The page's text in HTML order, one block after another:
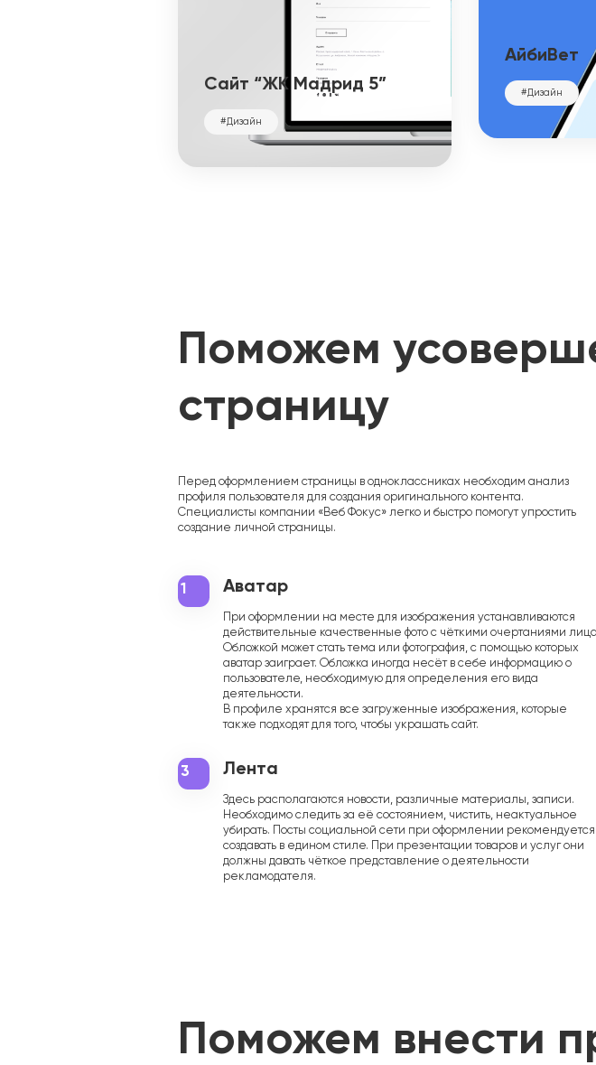
Сайт “ЖК Мадрид 5”
#Дизайн
АйбиВет
#Дизайн
Поможем
страницу
Перед оформлением страницы в одноклассниках необходим анализ
профиля пользователя для создания оригинального контента.
Специалисты компании «Веб Фокус» легко и быстро помогут упростить
создание личной страницы.
1 Аватар
При оформлении на месте для изображения устанавливаются
действительные качественные фото с чёткими очертаниями
Обложкой может стать тема или фотография, с помощью которых
аватар заиграет. Обложка иногда несёт в себе информацию о
пользователе, необходимую для определения его вида
деятельности.
В профиле хранятся все загруженные изображения, которые
также подходят для того, чтобы украшать сайт.
3 Лента
Здесь располагаются новости, различные материалы, записи.
Необходимо следить за её состоянием, чистить, неактуальное
убирать. Посты социальной сети при оформлении рекомендуется
создавать в едином стиле. При презентации товаров и услуг они
должны давать чёткое представление о деятельности
рекламодателя.
Поможем внести